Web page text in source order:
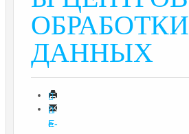
ОБРАБОТКИ
ДАННЫХ
П
е
E-